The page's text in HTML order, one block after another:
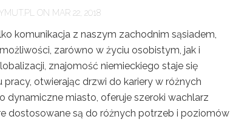
ON MAR 22, 2018
komunikacja z naszym zachodnim sąsiadem,
zarówno w życiu osobistym, jak i
znajomość niemieckiego staje się
otwierając drzwi do kariery w różnych
dynamiczne miasto, oferuje szeroki wachlarz
dostosowane są do różnych potrzeb i poziomów